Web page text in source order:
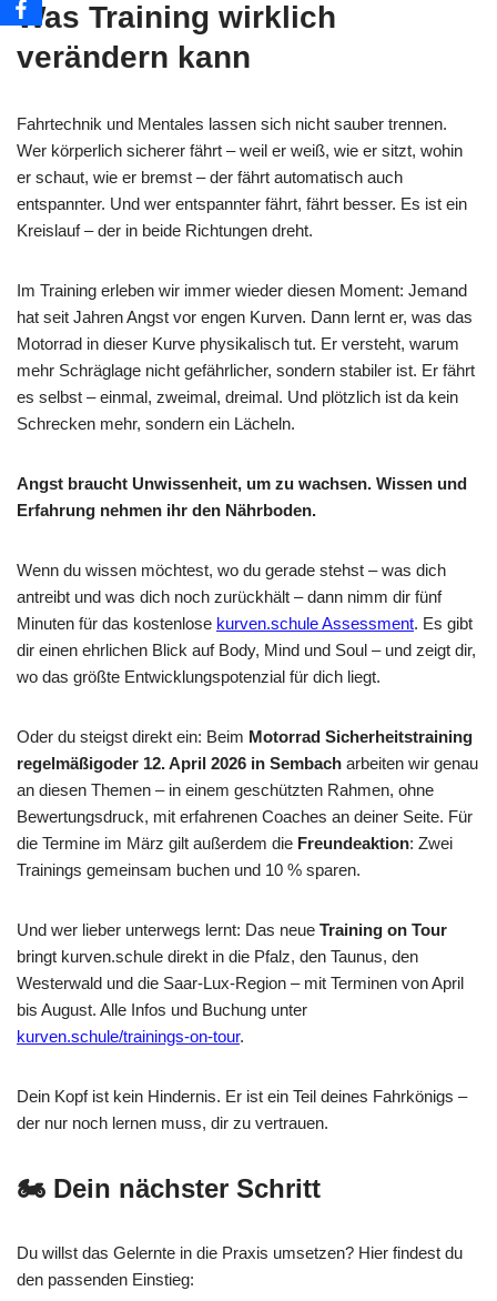
Was Training wirklich
verändern kann
Fahrtechnik und Mentales lassen sich nicht sauber trennen.
Wer körperlich sicherer fährt – weil er weiß, wie er sitzt, wohin
er schaut, wie er bremst – der fährt automatisch auch
entspannter. Und wer entspannter fährt, fährt besser. Es ist ein
Kreislauf – der in beide Richtungen dreht.
Im Training erleben wir immer wieder diesen Moment: Jemand
hat seit Jahren Angst vor engen Kurven. Dann lernt er, was das
Motorrad in dieser Kurve physikalisch tut. Er versteht, warum
mehr Schräglage nicht gefährlicher, sondern stabiler ist. Er fährt
es selbst – einmal, zweimal, dreimal. Und plötzlich ist da kein
Schrecken mehr, sondern ein Lächeln.
Angst braucht Unwissenheit, um zu wachsen. Wissen und
Erfahrung nehmen ihr den Nährboden.
Wenn du wissen möchtest, wo du gerade stehst – was dich
antreibt und was dich noch zurückhält – dann nimm dir fünf
Minuten für das kostenlose kurven.schule Assessment. Es gibt
dir einen ehrlichen Blick auf Body, Mind und Soul – und zeigt dir,
wo das größte Entwicklungspotenzial für dich liegt.
Oder du steigst direkt ein: Beim Motorrad Sicherheitstraining
regelmäßigoder 12. April 2026 in Sembach arbeiten wir genau
an diesen Themen – in einem geschützten Rahmen, ohne
Bewertungsdruck, mit erfahrenen Coaches an deiner Seite. Für
die Termine im März gilt außerdem die Freundeaktion: Zwei
Trainings gemeinsam buchen und 10 % sparen.
Und wer lieber unterwegs lernt: Das neue Training on Tour
bringt kurven.schule direkt in die Pfalz, den Taunus, den
Westerwald und die Saar-Lux-Region – mit Terminen von April
bis August. Alle Infos und Buchung unter
kurven.schule/trainings-on-tour.
Dein Kopf ist kein Hindernis. Er ist ein Teil deines Fahrkönigs –
der nur noch lernen muss, dir zu vertrauen.
🏍️ Dein nächster Schritt
Du willst das Gelernte in die Praxis umsetzen? Hier findest du
den passenden Einstieg: